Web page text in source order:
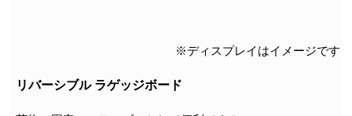
※ディスプレイはイメージです
リバーシブル ラゲッジボード